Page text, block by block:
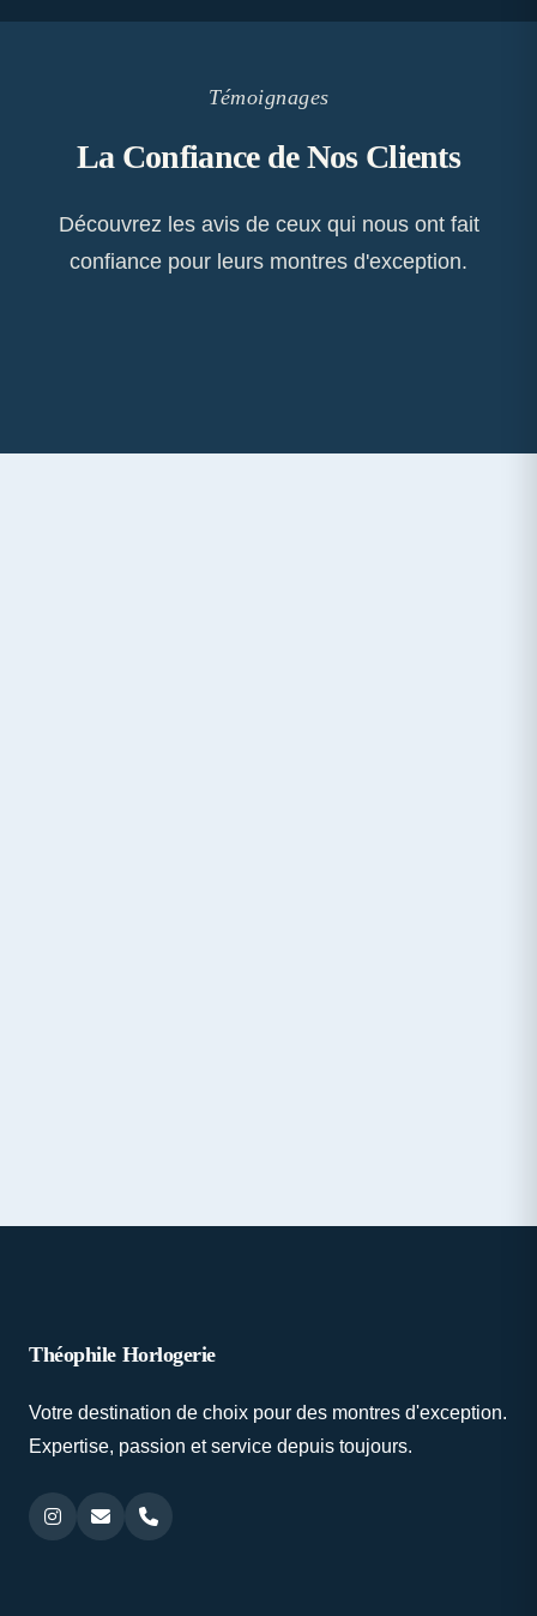
Témoignages
La Confiance de Nos Clients
Découvrez les avis de ceux qui nous ont fait
confiance pour leurs montres d'exception.
Théophile Horlogerie
Votre destination de choix pour des montres d'exception.
Expertise, passion et service depuis toujours.